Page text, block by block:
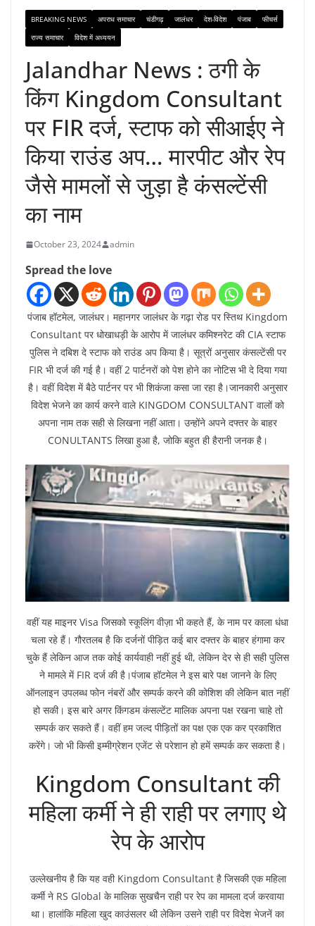
BREAKING NEWS अपराध समाचार चंडीगढ़ जालंधर देश-विदेश पंजाब
फीचर्स
राज्य समाचार
विदेश में अध्ययन
Jalandhar News : ठगी के
किंग Kingdom Consultant
पर FIR दर्ज, स्टाफ को सीआईए ने
किया राउंड अप… मारपीट और रेप
जैसे मामलों से जुड़ा है कंसल्टेंसी
का नाम
October 23, 2024 admin
Spread the love
पंजाब हॉटमेल, जालंधर। महानगर जालंधर के गढ़ा रोड पर स्तिथ Kingdom
Consultant पर धोखाधड़ी के आरोप में जालंधर कमिश्नरेट की CIA स्टाफ
पुलिस ने दबिश दे स्टाफ को राउंड अप किया है। सूत्रों अनुसार कंसल्टेंसी पर
FIR भी दर्ज की गई है। वहीं 2 पार्टनरों को पेश होने का नोटिस भी दे दिया गया
है। वहीं विदेश में बैठे पार्टनर पर भी शिकंजा कसा जा रहा है।जानकारी अनुसार
विदेश भेजने का कार्य करने वाले KINGDOM CONSULTANT वालों को
अपना नाम तक सही से लिखना नहीं आता। उन्होंने अपने दफ्तर के बाहर
CONULTANTS लिखा हुआ है, जोकि बहुत ही हैरानी जनक है।
वहीं यह माइनर Visa जिसको स्कूलिंग वीज़ा भी कहते हैं, के नाम पर काला धंधा
चला रहे हैं। गौरतलब है कि दर्जनों पीड़ित कई बार दफ्तर के बाहर हंगामा कर
चुके हैं लेकिन आज तक कोई कार्यवाही नहीं हुई थी, लेकिन देर से ही सही पुलिस
ने मामले में FIR दर्ज की है।पंजाब हॉटमेल ने इस बारे पक्ष जानने के लिए
ऑनलाइन उपलब्ध फोन नंबरों और सम्पर्क करने की कोशिश की लेकिन बात नहीं
हो सकी। इस बारे अगर किंगडम कंसल्टेंट मालिक अपना पक्ष रखना चाहे तो
सम्पर्क कर सकते हैं। वहीं हम जल्द पीड़ितों का पक्ष एक एक कर प्रकाशित
करेंगे। जो भी किसी इम्मीग्रेशन एजेंट से परेशान हो हमें सम्पर्क कर सकता है।
Kingdom Consultant की
महिला कर्मी ने ही राही पर लगाए थे
रेप के आरोप
उल्लेखनीय है कि यह वही Kingdom Consultant है जिसकी एक महिला
कर्मी ने RS Global के मालिक सुखचैन राही पर रेप का मामला दर्ज करवाया
था। हालांकि महिला खुद काउंसलर थी लेकिन उसने राही पर विदेश भेजनें का